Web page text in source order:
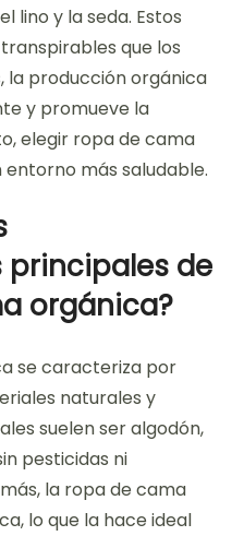
lino y la seda. Estos
que los
la producción orgánica
y promueve la
elegir ropa de cama
más saludable.
de
orgánica?
se caracteriza por
naturales y
suelen ser algodón,
pesticidas ni
la ropa de cama
lo que la hace ideal